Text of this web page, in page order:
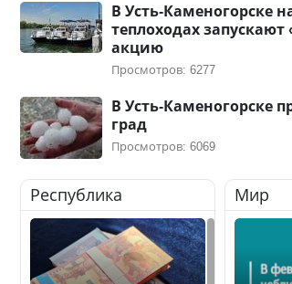
В Усть-Каменогорске
теплоходах
акцию
Просмотров: 6277
В Усть-Каменогорске
град
Просмотров: 6069
Республика Мир